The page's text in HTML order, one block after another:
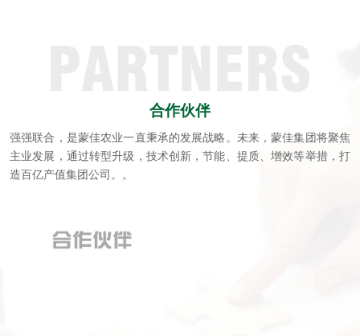
合作伙伴
强强联合，是蒙佳农业一直秉承的发展战略。未来，蒙佳集团将聚焦
主业发展，通过转型升级，技术创新，节能、提质、增效等举措，打
造百亿产值集团公司。。